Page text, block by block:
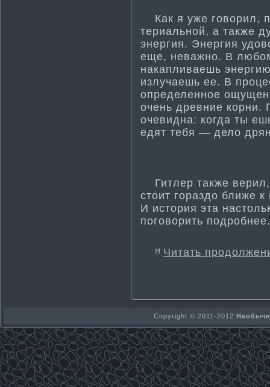
Как я уже говорил,
териальной, а также
энергия. Энергия
еще, неважно. В
накапливаешь
излучаешь ее. В
определенное
очень древние корни.
очевидна: когда ты
едят тебя — дело
Гитлер также верил,
стоит гораздо ближе
И история эта
поговорить подробнее.
Читать
Copyright © 2011-2012